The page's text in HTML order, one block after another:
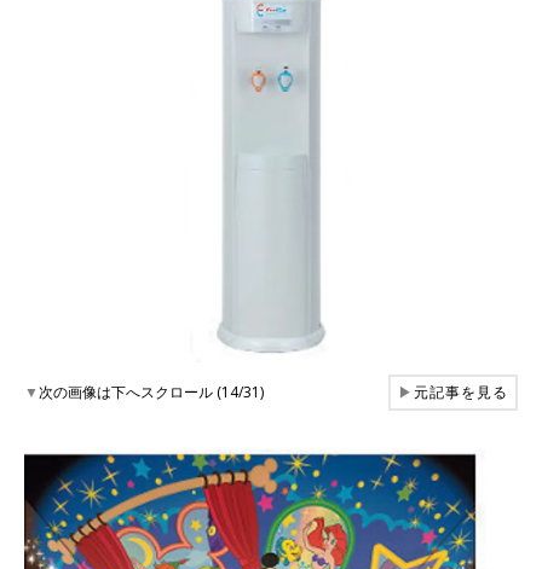
▼次の画像は下へスクロール (14/31) ▶元記事を見る